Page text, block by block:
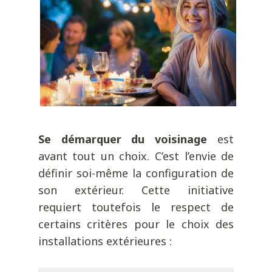
Se démarquer du voisinage est
avant tout un choix. C’est l’envie de
définir soi-même la configuration de
son extérieur. Cette initiative
requiert toutefois le respect de
certains critères pour le choix des
installations extérieures :